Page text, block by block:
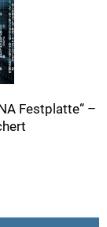
Festplatte“ –